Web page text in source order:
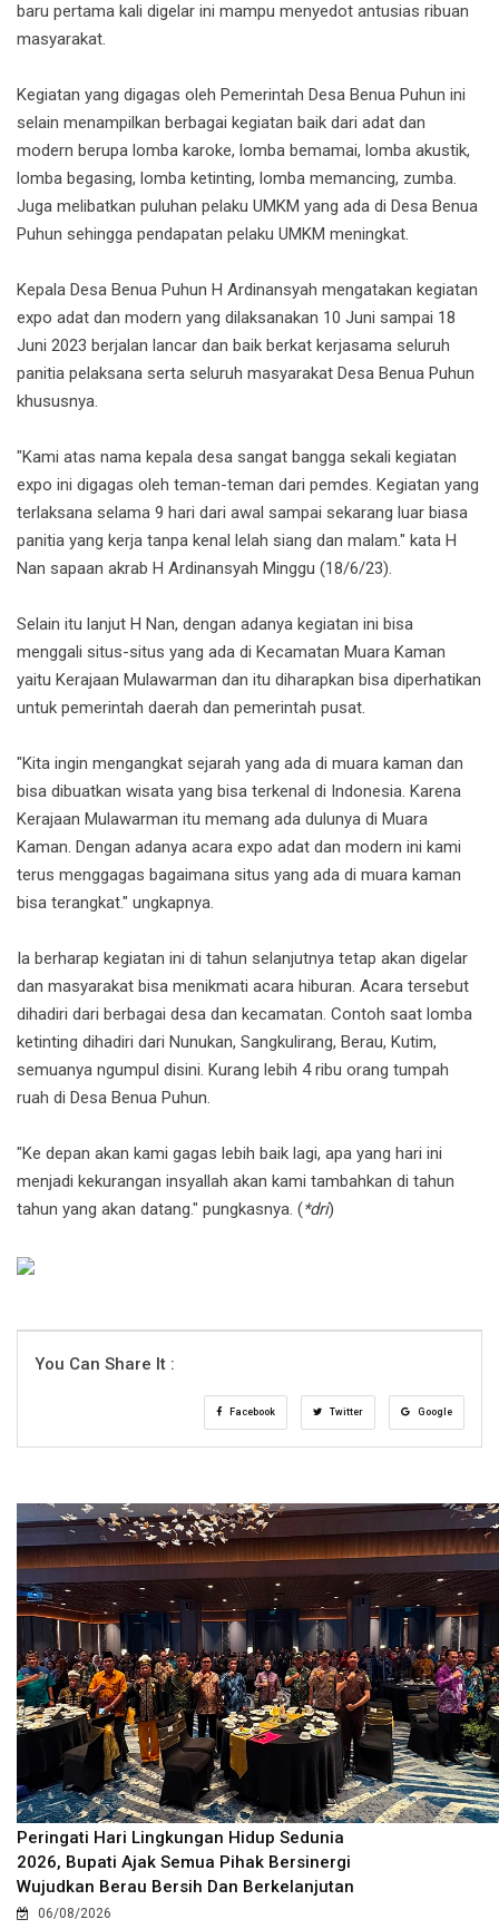
baru pertama kali digelar ini mampu menyedot antusias ribuan
masyarakat.
Kegiatan yang digagas oleh Pemerintah Desa Benua Puhun ini
selain menampilkan berbagai kegiatan baik dari adat dan
modern berupa lomba karoke, lomba bemamai, lomba akustik,
lomba begasing, lomba ketinting, lomba memancing, zumba.
Juga melibatkan puluhan pelaku UMKM yang ada di Desa Benua
Puhun sehingga pendapatan pelaku UMKM meningkat.
Kepala Desa Benua Puhun H Ardinansyah mengatakan kegiatan
expo adat dan modern yang dilaksanakan 10 Juni sampai 18
Juni 2023 berjalan lancar dan baik berkat kerjasama seluruh
panitia pelaksana serta seluruh masyarakat Desa Benua Puhun
khususnya.
"Kami atas nama kepala desa sangat bangga sekali kegiatan
expo ini digagas oleh teman-teman dari pemdes. Kegiatan yang
terlaksana selama 9 hari dari awal sampai sekarang luar biasa
panitia yang kerja tanpa kenal lelah siang dan malam." kata H
Nan sapaan akrab H Ardinansyah Minggu (18/6/23).
Selain itu lanjut H Nan, dengan adanya kegiatan ini bisa
menggali situs-situs yang ada di Kecamatan Muara Kaman
yaitu Kerajaan Mulawarman dan itu diharapkan bisa diperhatikan
untuk pemerintah daerah dan pemerintah pusat.
"Kita ingin mengangkat sejarah yang ada di muara kaman dan
bisa dibuatkan wisata yang bisa terkenal di Indonesia. Karena
Kerajaan Mulawarman itu memang ada dulunya di Muara
Kaman. Dengan adanya acara expo adat dan modern ini kami
terus menggagas bagaimana situs yang ada di muara kaman
bisa terangkat." ungkapnya.
Ia berharap kegiatan ini di tahun selanjutnya tetap akan digelar
dan masyarakat bisa menikmati acara hiburan. Acara tersebut
dihadiri dari berbagai desa dan kecamatan. Contoh saat lomba
ketinting dihadiri dari Nunukan, Sangkulirang, Berau, Kutim,
semuanya ngumpul disini. Kurang lebih 4 ribu orang tumpah
ruah di Desa Benua Puhun.
"Ke depan akan kami gagas lebih baik lagi, apa yang hari ini
menjadi kekurangan insyallah akan kami tambahkan di tahun
tahun yang akan datang." pungkasnya. (*dri)
You Can Share It :
Facebook Twitter Google
Peringati Hari Lingkungan Hidup Sedunia
2026, Bupati Ajak Semua Pihak Bersinergi
Wujudkan Berau Bersih Dan Berkelanjutan
06/08/2026